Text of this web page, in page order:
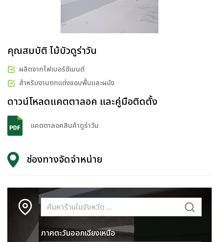
คุณสมบัติ ไม้บัวดูร่าวัน
ผลิตจากไฟเบอร์ซีเมนต์
สำหรับงานตกแต่งขอบพื้นและผนัง
ดาวน์โหลดแคตตาลอค และคู่มือติดตั้ง
แคตตาลอคสินค้าดูร่าวัน
ช่องทางจัดจำหน่าย
ภาคตะวันออกเฉียงเหนือ